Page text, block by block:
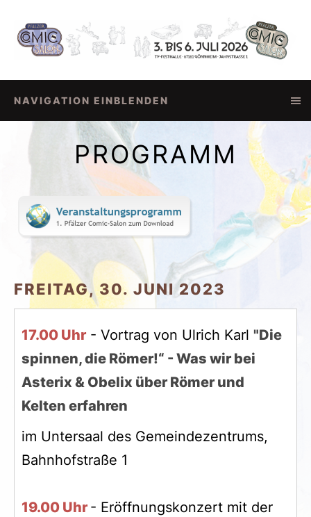
NAVIGATION EINBLENDEN
PROGRAMM
FREITAG, 30. JUNI 2023
17.00 Uhr - Vortrag von Ulrich Karl "Die
spinnen, die Römer!“ - Was wir bei
Asterix & Obelix über Römer und
Kelten erfahren
im Untersaal des Gemeindezentrums,
Bahnhofstraße 1
19.00 Uhr - Eröffnungskonzert mit der